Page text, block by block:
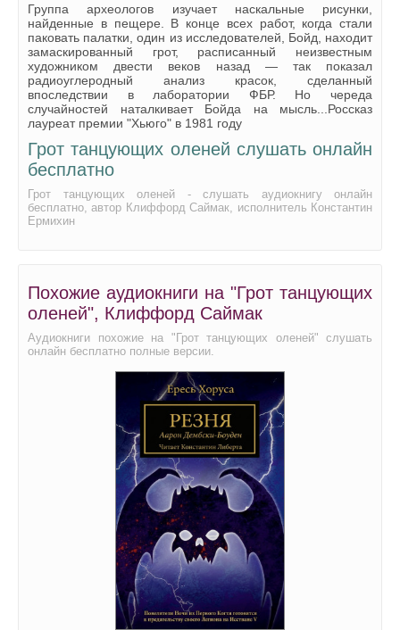
Группа археологов изучает наскальные рисунки,
найденные в пещере. В конце всех работ, когда стали
паковать палатки, один из исследователей, Бойд, находит
замаскированный грот, расписанный неизвестным
художником двести веков назад — так показал
радиоуглеродный анализ красок, сделанный
впоследствии в лаборатории ФБР. Но череда
случайностей наталкивает Бойда на мысль...Россказ
лауреат премии "Хьюго" в 1981 году
Грот танцующих оленей слушать онлайн
бесплатно
Грот танцующих оленей - слушать аудиокнигу онлайн
бесплатно, автор Клиффорд Саймак, исполнитель Константин
Ермихин
Похожие аудиокниги на "Грот танцующих
оленей", Клиффорд Саймак
Аудиокниги похожие на "Грот танцующих оленей" слушать
онлайн бесплатно полные версии.